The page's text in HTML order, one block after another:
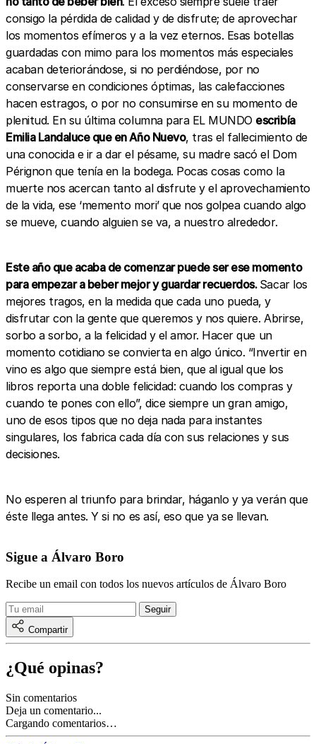
consigo la pérdida de calidad y de disfrute; de aprovechar
los momentos efímeros y a la vez eternos. Esas botellas
guardadas con mimo para los momentos más especiales
acaban deteriorándose, si no perdiéndose, por no
conservarse en condiciones óptimas, las calefacciones
hacen estragos, o por no consumirse en su momento de
plenitud. En su última columna para EL MUNDO escribía
Emilia Landaluce que en Año Nuevo, tras el fallecimiento de
una conocida e ir a dar el pésame, su madre sacó el Dom
Pérignon que tenía en la bodega. Pocas cosas como la
muerte nos acercan tanto al disfrute y el aprovechamiento
de la vida, ese ‘memento mori’ que nos golpea cuando algo
se mueve, cuando alguien se va, a nuestro alrededor.
Este año que acaba de comenzar puede ser ese momento
para empezar a beber mejor y guardar recuerdos. Sacar los
mejores tragos, en la medida que cada uno pueda, y
disfrutar con la gente que queremos y nos quiere. Abrirse,
sorbo a sorbo, a la felicidad y el amor. Hacer que un
momento cotidiano se convierta en algo único. “Invertir en
vino es algo que siempre está bien, que al igual que los
libros reporta una doble felicidad: cuando los compras y
cuando te pones con ello”, dice siempre un gran amigo,
uno de esos tipos que no deja nada para instantes
singulares, los fabrica cada día con sus relaciones y sus
decisiones.
No esperen al triunfo para brindar, háganlo y ya verán que
éste llega antes. Y si no es así, eso que ya se llevan.
Sigue a Álvaro Boro
Recibe un email con todos los nuevos artículos de Álvaro Boro
Compartir
¿Qué opinas?
Sin comentarios
Deja un comentario...
Cargando comentarios…